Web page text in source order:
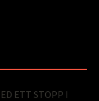
ETT STOPP I